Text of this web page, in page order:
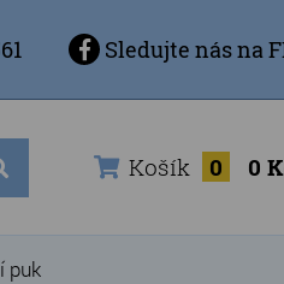
Sledujte nás na
Košík 0 0
puk